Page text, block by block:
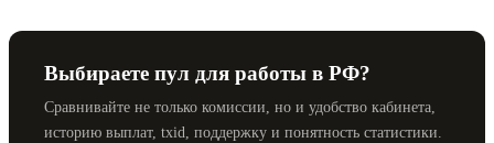
Выбираете пул для работы в РФ?
Сравнивайте не только комиссии, но и удобство кабинета,
историю выплат, txid, поддержку и понятность статистики.